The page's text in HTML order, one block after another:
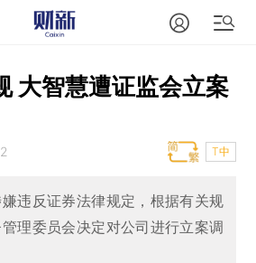
大智慧遭证监会立案
T中
违反证券法律规定，根据有关规
理委员会决定对公司进行立案调